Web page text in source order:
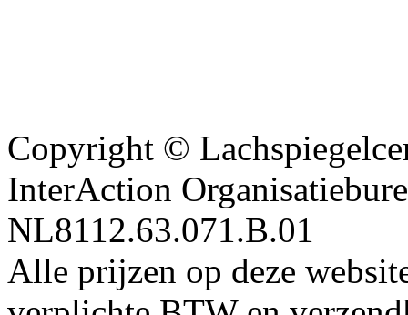
Copyright ©
InterAction
NL8112.63.071.B.01
Alle prijzen op deze